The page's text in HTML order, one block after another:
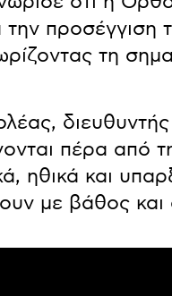
την
τη
διευθυντής
πέρα από
ηθικά και
με βάθος και